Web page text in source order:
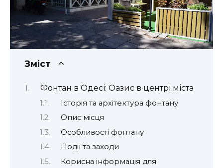
Зміст
Фонтан в Одесі: Оазис в центрі міста
Історія та архітектура фонтану
Опис місця
Особливості фонтану
Події та заходи
Корисна інформація для